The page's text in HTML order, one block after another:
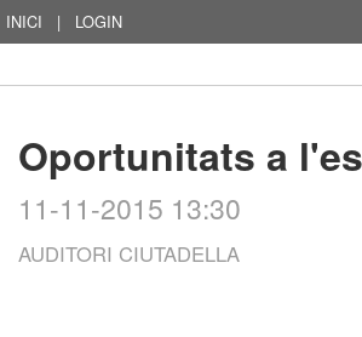
INICI | LOGIN
Oportunitats a
11-11-2015 13:30
AUDITORI CIUTADELLA